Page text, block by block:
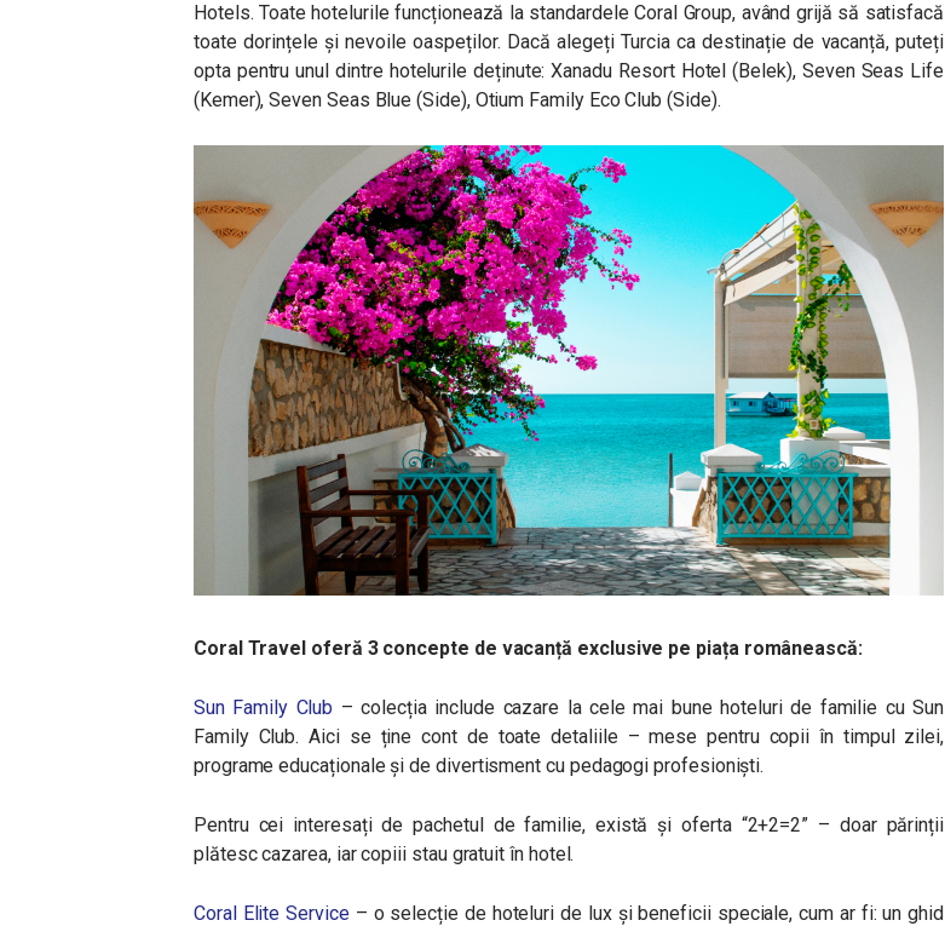
Hotels. Toate hotelurile funcționează la standardele Coral Group, având grijă să satisfacă
toate dorințele și nevoile oaspeților. Dacă alegeți Turcia ca destinație de vacanță, puteți
opta pentru unul dintre hotelurile deținute: Xanadu Resort Hotel (Belek), Seven Seas Life
(Kemer), Seven Seas Blue (Side), Otium Family Eco Club (Side).
Coral Travel oferă 3 concepte de vacanță exclusive pe piața românească:
Sun Family Club – colecția include cazare la cele mai bune hoteluri de familie cu Sun
Family Club. Aici se ține cont de toate detaliile – mese pentru copii în timpul zilei,
programe educaționale și de divertisment cu pedagogi profesioniști.
Pentru cei interesați de pachetul de familie, există și oferta “2+2=2” – doar părinții
plătesc cazarea, iar copiii stau gratuit în hotel.
Coral Elite Service– o selecție de hoteluri de lux și beneficii speciale, cum ar fi: un ghid